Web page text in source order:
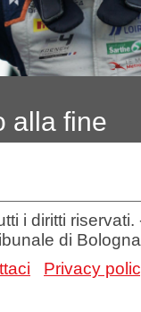
alla fine
i diritti
di Bologna
Privacy